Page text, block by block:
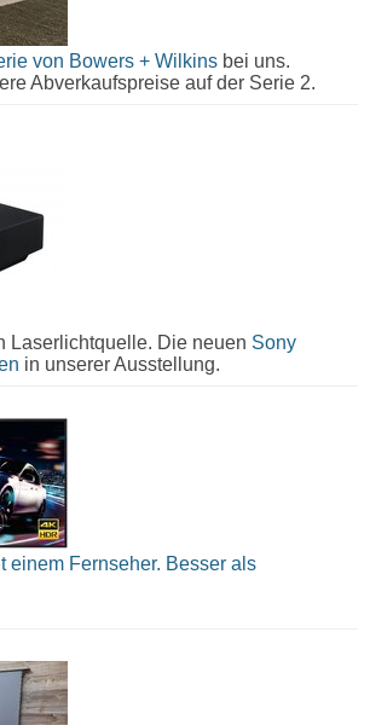
von Bowers + Wilkins bei uns.
Abverkaufspreise auf der Serie 2.
Laserlichtquelle. Die neuen Sony
in unserer Ausstellung.
einem Fernseher. Besser als